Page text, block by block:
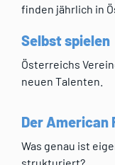
finden jährlich in
Selbst spielen
Österreichs
neuen Talenten.
Der American
Was genau ist